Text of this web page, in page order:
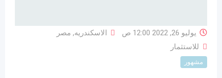
يوليو 26, 2022 12:00 ص الاسكندريه, مصر
للاستثمار
مشهور